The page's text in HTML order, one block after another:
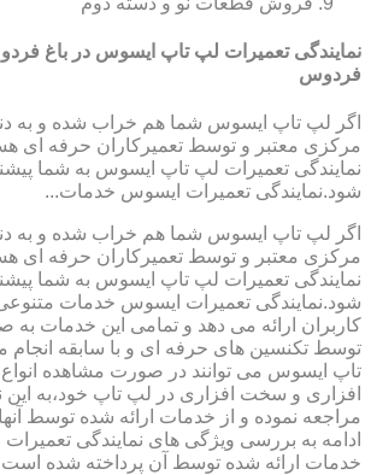
نمایندگی تعمیرات لپ تاپ ایسوس در باغ
فردوس
اگر لپ تاپ ایسوس شما هم خراب شده و به
مرکزی معتبر و توسط تعمیرکاران حرفه ای
نمایندگی تعمیرات لپ تاپ ایسوس به شما
شود.نمایندگی تعمیرات ایسوس خدمات...
اگر لپ تاپ ایسوس شما هم خراب شده و به
مرکزی معتبر و توسط تعمیرکاران حرفه ای
نمایندگی تعمیرات لپ تاپ ایسوس به شما
شود.نمایندگی تعمیرات ایسوس خدمات متنوعی
کاربران ارائه می دهد و تمامی این خدمات به
توسط تکنسین های حرفه ای و با سابقه انجام
تاپ ایسوس می توانند در صورت مشاهده
افزاری و سخت افزاری در لپ تاپ خود،به این
مراجعه نموده و از خدمات ارائه شده توسط آنها
ادامه به بررسی ویژگی های نمایندگی
خدمات ارائه شده توسط آن پرداخته شده